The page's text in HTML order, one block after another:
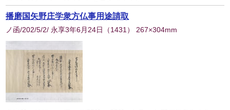
播磨国矢野庄学衆方仏事用途請取
ノ函/202/5/2/ 永享3年6月24日 （1431 ） 267×304mm